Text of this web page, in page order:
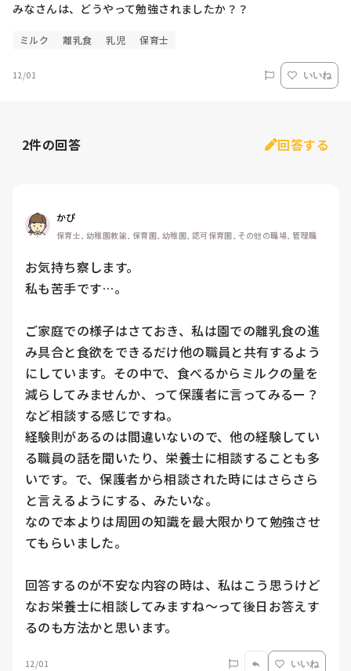
みなさんは、どうやって勉強されましたか？？
ミルク 離乳食 乳児 保育士
12/01 いいね
2件の回答 回答する
かぴ
保育士, 幼稚園教諭, 保育園, 幼稚園, 認可保育園, その他の職場, 管理職
お気持ち察します。
私も苦手です…。
ご家庭での様子はさておき、私は園での離乳食の進
み具合と食欲をできるだけ他の職員と共有するよう
にしています。その中で、食べるからミルクの量を
減らしてみませんか、って保護者に言ってみるー？
など相談する感じですね。
経験則があるのは間違いないので、他の経験してい
る職員の話を聞いたり、栄養士に相談することも多
いです。で、保護者から相談された時にはさらさら
と言えるようにする、みたいな。
なので本よりは周囲の知識を最大限かりて勉強させ
てもらいました。
回答するのが不安な内容の時は、私はこう思うけど
なお栄養士に相談してみますね〜って後日お答えす
るのも方法かと思います。
12/01 いいね